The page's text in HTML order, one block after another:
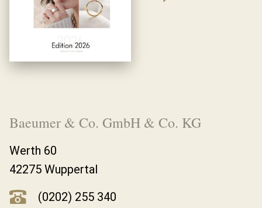
Baeumer & Co. GmbH & Co. KG
Werth 60
42275 Wuppertal
(0202) 255 340